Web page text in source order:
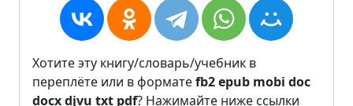
Хотите эту книгу/словарь/учебник в
переплёте или в форматеfb2epub mobi doc
docxdjvu txt pdf? Нажимайте ниже ссылки